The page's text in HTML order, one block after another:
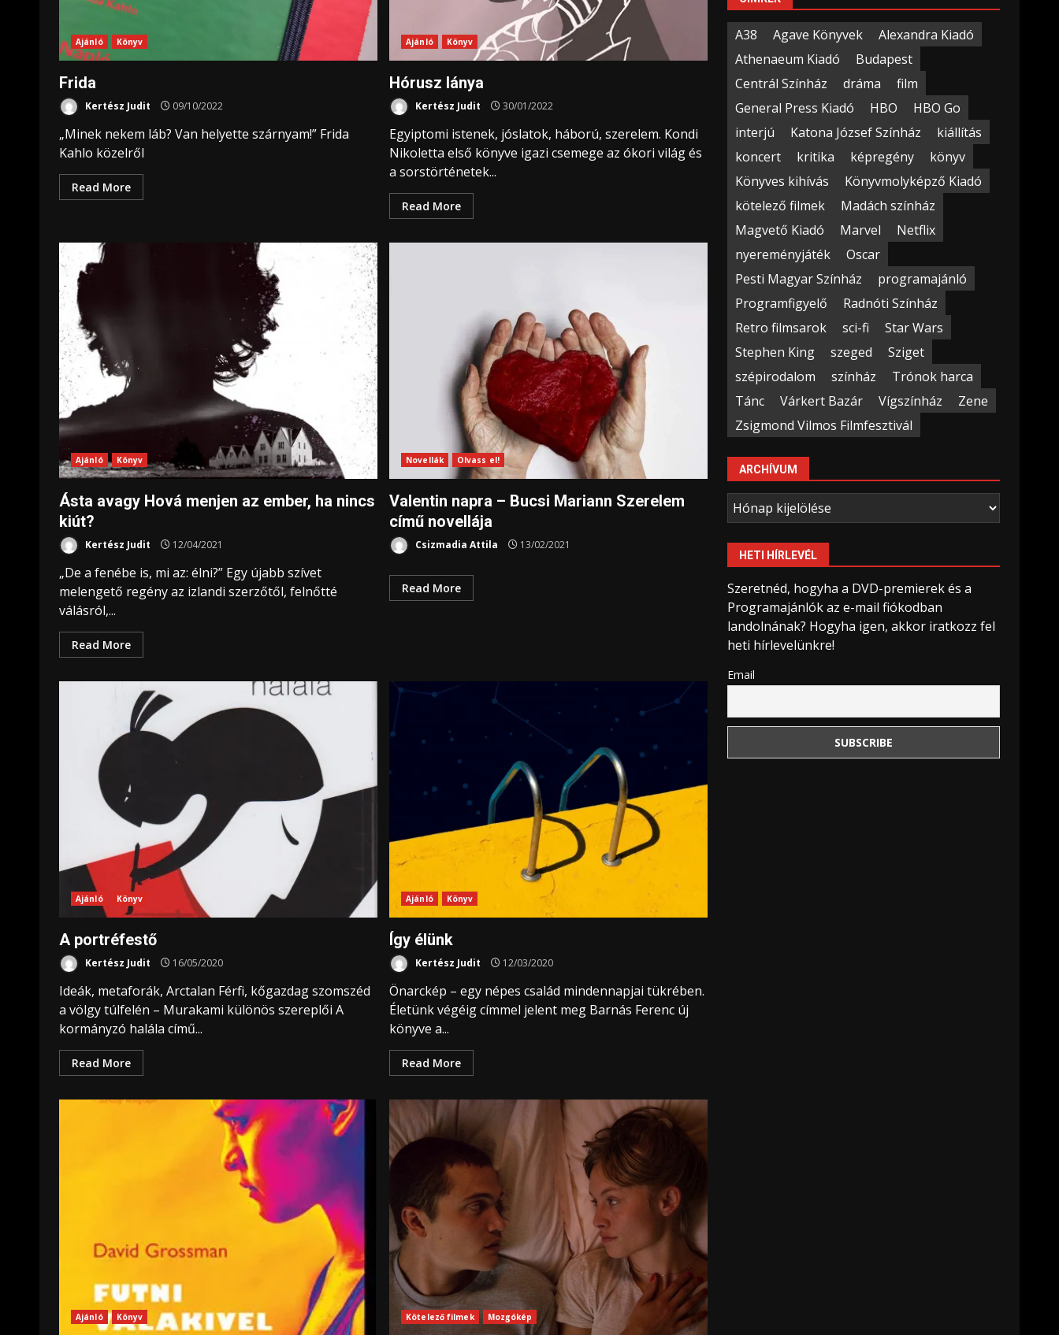
Ajánló Könyv
Frida
Kertész Judit 09/10/2022
„Minek nekem láb? Van helyette szárnyam!” Frida
Kahlo közelről
Read More
Ajánló Könyv
Hórusz lánya
Kertész Judit 30/01/2022
Egyiptomi istenek, jóslatok, háború, szerelem. Kondi
Nikoletta első könyve igazi csemege az ókori világ és
a sorstörténetek...
Read More
Ajánló Könyv
Ásta avagy Hová menjen az ember, ha nincs
kiút?
Kertész Judit 12/04/2021
„De a fenébe is, mi az: élni?” Egy újabb szívet
melengető regény az izlandi szerzőtől, felnőtté
válásról,...
Read More
Novellák Olvass el!
Valentin napra – Bucsi Mariann Szerelem
című novellája
Csizmadia Attila 13/02/2021
Read More
Ajánló Könyv
A portréfestő
Kertész Judit 16/05/2020
Ideák, metaforák, Arctalan Férfi, kőgazdag szomszéd
a völgy túlfelén – Murakami különös szereplői A
kormányzó halála című...
Read More
Ajánló Könyv
Így élünk
Kertész Judit 12/03/2020
Önarckép – egy népes család mindennapjai tükrében.
Életünk végéig címmel jelent meg Barnás Ferenc új
könyve a...
Read More
Ajánló Könyv Kötelező filmek Mozgókép
A38 Agave Könyvek
Alexandra Kiadó
Athenaeum Kiadó
Budapest
Centrál Színház
dráma
film
General Press Kiadó
HBO
HBO Go
interjú
Katona József Színház
kiállítás
koncert
kritika képregény
könyv
Könyves kihívás
Könyvmolyképző Kiadó
kötelező filmek
Madách színház
Magvető Kiadó
Marvel
Netflix
nyereményjáték
Oscar
Pesti Magyar Színház
programajánló
Programfigyelő
Radnóti Színház
Retro filmsarok
sci-fi
Star Wars
Stephen King
szeged
Sziget
szépirodalom
színház
Trónok harca
Tánc
Várkert Bazár Vígszínház
Zene
Zsigmond Vilmos Filmfesztivál
ARCHÍVUM
Archívum
HETI HÍRLEVÉL
Szeretnéd, hogyha a DVD-premierek és a
Programajánlók az e-mail fiókodban
landolnának? Hogyha igen, akkor iratkozz fel
heti hírlevelünkre!
Email